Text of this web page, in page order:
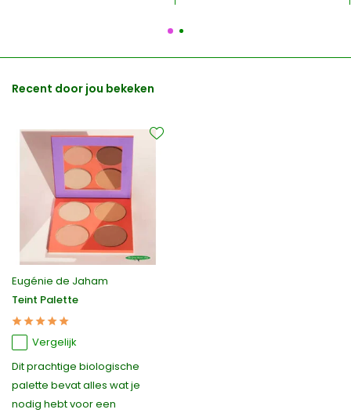
Recent door jou bekeken
Eugénie de Jaham
Teint Palette
Vergelijk
Dit prachtige biologische
palette bevat alles wat je
nodig hebt voor een